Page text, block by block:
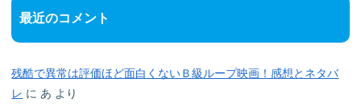
最近のコメント
残酷で異常は評価ほど面白くないＢ級ループ映画！感想とネタバ
レ に あ より